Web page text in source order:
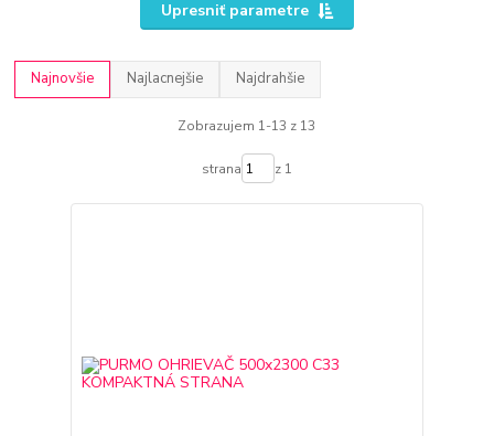
Upresniť parametre
Najnovšie Najlacnejšie Najdrahšie
Zobrazujem 1-13 z 13
strana z 1